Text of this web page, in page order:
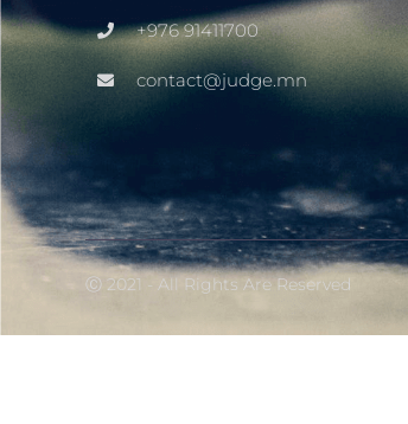
+976 91411700
contact@judge.mn
Ⓒ 2021 - All Rights Are Reserved